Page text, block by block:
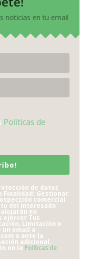
noticias en tu email
Políticas de
de datos
Finalidad: Gestionar
comercial
del interesado
en
ejercer Tus
Limitación o
email a
o ante la
adicional.
en la Políticas de